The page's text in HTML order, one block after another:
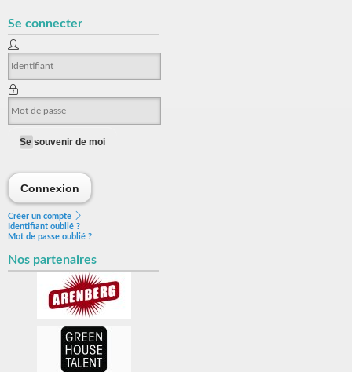
Se connecter
Se souvenir de moi
Connexion
Créer un compte
Identifiant oublié ?
Mot de passe oublié ?
Nos partenaires